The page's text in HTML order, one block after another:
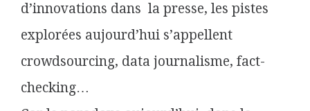
d’innovations dans la presse, les pistes
explorées aujourd’hui s’appellent
crowdsourcing, data journalisme, fact-
checking…